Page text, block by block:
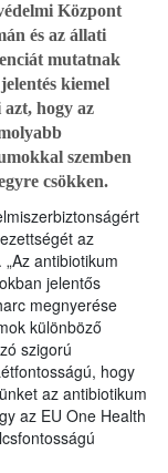
Központ
és az állati
mutatnak
kiemel
hogy az
szemben
csökken.
az
antibiotikum
jelentős
megnyerése
különböző
szigorú
hogy
az antibiotikum
az EU One Health